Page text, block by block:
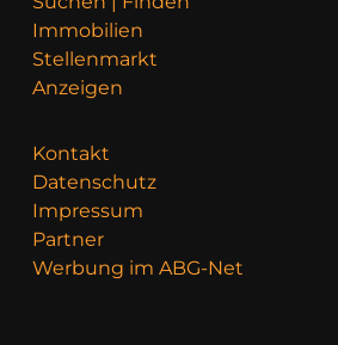
Immobilien
Stellenmarkt
Anzeigen
Kontakt
Datenschutz
Impressum
Partner
Werbung im ABG-Net